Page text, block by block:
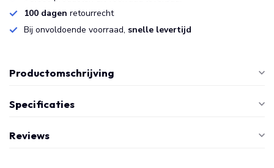
100 dagen retourrecht
Bij onvoldoende voorraad, snelle levertijd
Productomschrijving
Specificaties
Reviews